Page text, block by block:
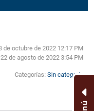
de octubre de 2022 12:17 PM
22 de agosto de 2022 3:54 PM
Categorías: Sin categoría